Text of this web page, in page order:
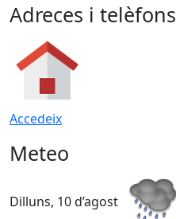
Adreces i telèfons
Accedeix
Meteo
Dilluns, 10 d’agost